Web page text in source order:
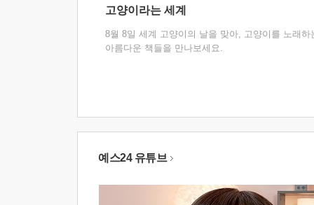
고양이라는 세계
8월 8일 세계 고양이의 날을 맞아, 고양이를 노래하
아름다운 책들을 만나보세요.
예스24 유튜브